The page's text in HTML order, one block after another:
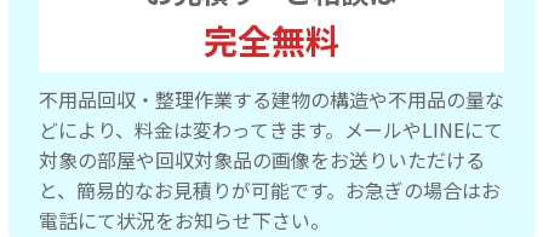
完全無料
不用品回収・整理作業する建物の構造や不用品の量な
どにより、料金は変わってきます。メールやLINEにて
対象の部屋や回収対象品の画像をお送りいただける
と、簡易的なお見積りが可能です。お急ぎの場合はお
電話にて状況をお知らせ下さい。